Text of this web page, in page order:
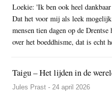
Loekie: 'Ik ben ook heel
Dat het voor mij als leek
mensen tien dagen op de
over het boeddhisme, dat is echt
Taigu – Het lijden in de
Jules Prast - 24 april 2026